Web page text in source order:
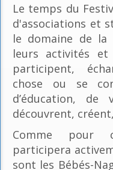
Le temps du
d'associations et
le domaine de la
leurs activités
participent,
chose ou se
d’éducation,
découvrent,
Comme pour
participera
sont les Bébés-